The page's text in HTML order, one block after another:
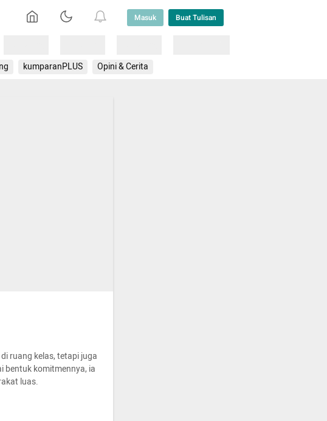
Masuk Buat Tulisan
kumparanPLUS Opini & Cerita
ruang kelas, tetapi juga
bentuk komitmennya, ia
luas.